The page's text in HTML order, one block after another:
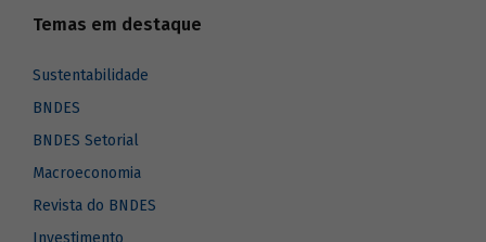
Temas em destaque
Sustentabilidade
BNDES
BNDES Setorial
Macroeconomia
Revista do BNDES
Investimento